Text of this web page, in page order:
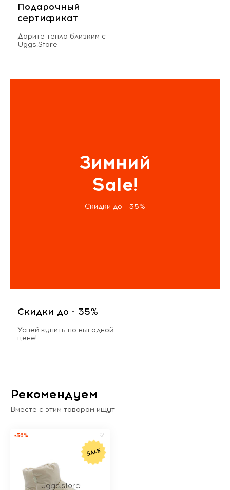
Подарочный
сертификат
Дарите тепло близким с
Uggs.Store
Зимний
Sale!
Скидки до - 35%
Скидки до - 35%
Успей купить по выгодной
цене!
Рекомендуем
Вместе с этим товаром ищут
-36%